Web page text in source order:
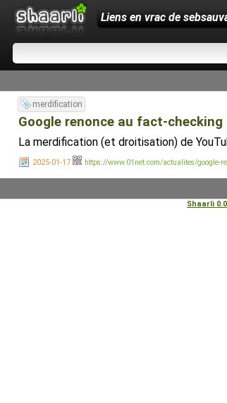
Liens en vrac de
merdification
Google renonce au fact-checking
La merdification (et droitisation) de
2025-01-17 https://www.01net.com/actualites/google-
Shaarli